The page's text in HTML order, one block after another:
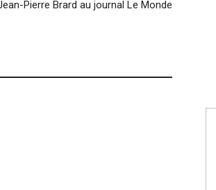
Pierre Brard au journal Le Monde